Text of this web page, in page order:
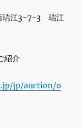
瑞江3-7-3 瑞江
紹介
jp/auction/o